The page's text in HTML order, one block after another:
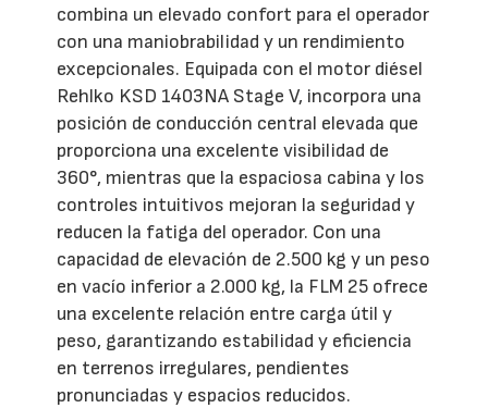
combina un elevado confort para el operador
con una maniobrabilidad y un rendimiento
excepcionales. Equipada con el motor diésel
Rehlko KSD 1403NA Stage V, incorpora una
posición de conducción central elevada que
proporciona una excelente visibilidad de
360°, mientras que la espaciosa cabina y los
controles intuitivos mejoran la seguridad y
reducen la fatiga del operador. Con una
capacidad de elevación de 2.500 kg y un peso
en vacío inferior a 2.000 kg, la FLM 25 ofrece
una excelente relación entre carga útil y
peso, garantizando estabilidad y eficiencia
en terrenos irregulares, pendientes
pronunciadas y espacios reducidos.